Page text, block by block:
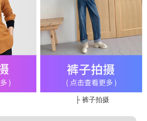
├ 裤子拍摄